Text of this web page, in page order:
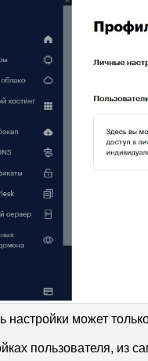
настройки может
пользователя, из